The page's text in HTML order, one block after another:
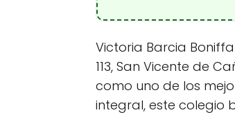
Victoria Barcia
113, San Vicente de
como uno de los
integral, este colegio